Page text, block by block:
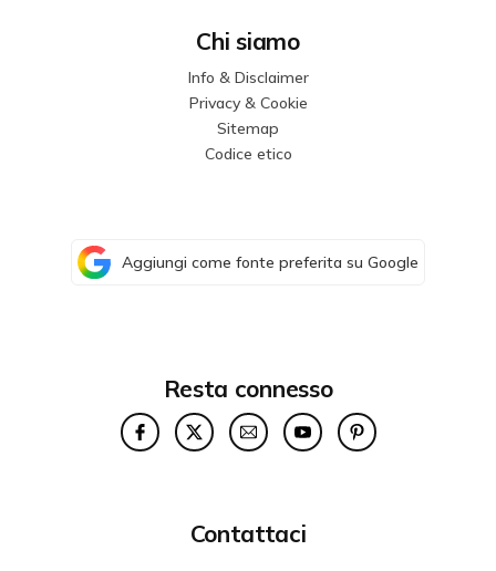
Chi siamo
Info & Disclaimer
Privacy & Cookie
Sitemap
Codice etico
Aggiungi come fonte preferita su Google
Resta connesso
Contattaci